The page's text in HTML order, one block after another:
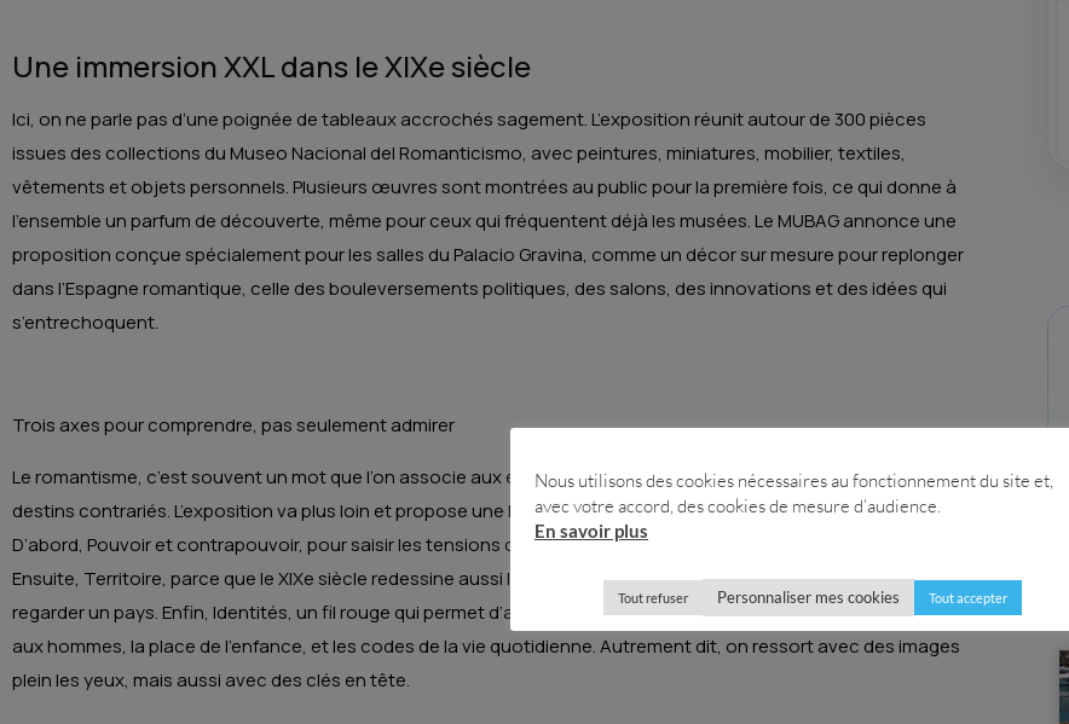
Une immersion XXL dans le XIXe siècle
Ici, on ne parle pas d’une poignée de tableaux accrochés sagement. L’exposition réunit autour de 300 pièces
issues des collections du Museo Nacional del Romanticismo, avec peintures, miniatures, mobilier, textiles,
vêtements et objets personnels. Plusieurs œuvres sont montrées au public pour la première fois, ce qui donne à
l’ensemble un parfum de découverte, même pour ceux qui fréquentent déjà les musées. Le MUBAG annonce une
proposition conçue spécialement pour les salles du Palacio Gravina, comme un décor sur mesure pour replonger
dans l’Espagne romantique, celle des bouleversements politiques, des salons, des innovations et des idées qui
s’entrechoquent.
Trois axes pour comprendre, pas seulement admirer
Le romantisme, c’est souvent un mot que l’on associe aux émotions, au sublime, à la nature grandiose et aux
destins contrariés. L’exposition va plus loin et propose une lecture structurée autour de trois grands thèmes.
D’abord, Pouvoir et contrapouvoir, pour saisir les tensions d’une époque qui débat, se fracture et se réorganise.
Ensuite, Territoire, parce que le XIXe siècle redessine aussi les imaginaires, les frontières intimes et la façon de
regarder un pays. Enfin, Identités, un fil rouge qui permet d’aborder la société, les rôles assignés aux femmes et
aux hommes, la place de l’enfance, et les codes de la vie quotidienne. Autrement dit, on ressort avec des images
plein les yeux, mais aussi avec des clés en tête.
Nous utilisons des cookies nécessaires au fonctionnement du site et,
avec votre accord, des cookies de mesure d’audience.
En savoir plus
Tout refuser Personnaliser mes cookies Tout accepter